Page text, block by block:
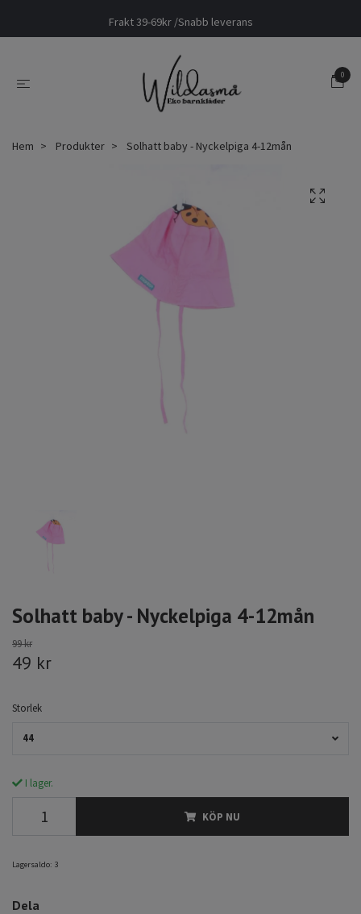
Frakt 39-69kr /Snabb leverans
0
Hem Produkter Solhatt baby - Nyckelpiga 4-12mån
Solhatt baby - Nyckelpiga 4-12mån
99 kr
49 kr
Storlek
44
I lager.
KÖP NU
Lagersaldo: 3
Dela